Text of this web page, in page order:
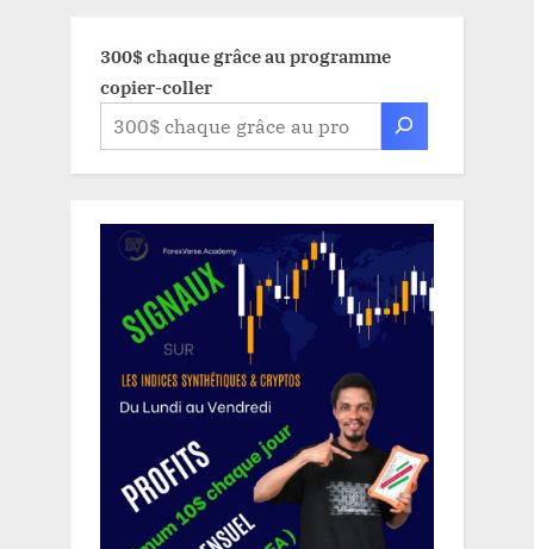
300$ chaque grâce au programme
copier-coller